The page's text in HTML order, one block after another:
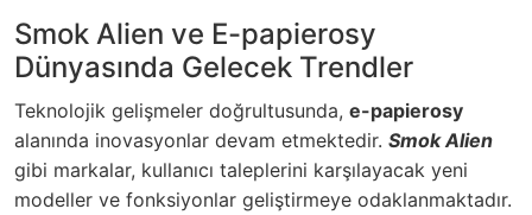
Smok Alien ve E-papierosy
Dünyasında Gelecek Trendler
Teknolojik gelişmeler doğrultusunda, e-papierosy
alanında inovasyonlar devam etmektedir. Smok Alien
gibi markalar, kullanıcı taleplerini karşılayacak yeni
modeller ve fonksiyonlar geliştirmeye odaklanmaktadır.